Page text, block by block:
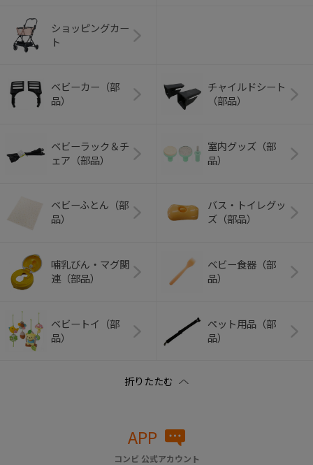
ショッピングカー
ト
ベビーカー（部
品）
チャイルドシート
（部品）
ベビーラック＆チ
ェア（部品）
室内グッズ（部
品）
ベビーふとん（部
品）
バス・トイレグッ
ズ（部品）
哺乳びん・マグ関
連（部品）
ベビー食器（部
品）
ベビートイ（部
品）
ペット用品（部
品）
APP
コンビ 公式アカウント